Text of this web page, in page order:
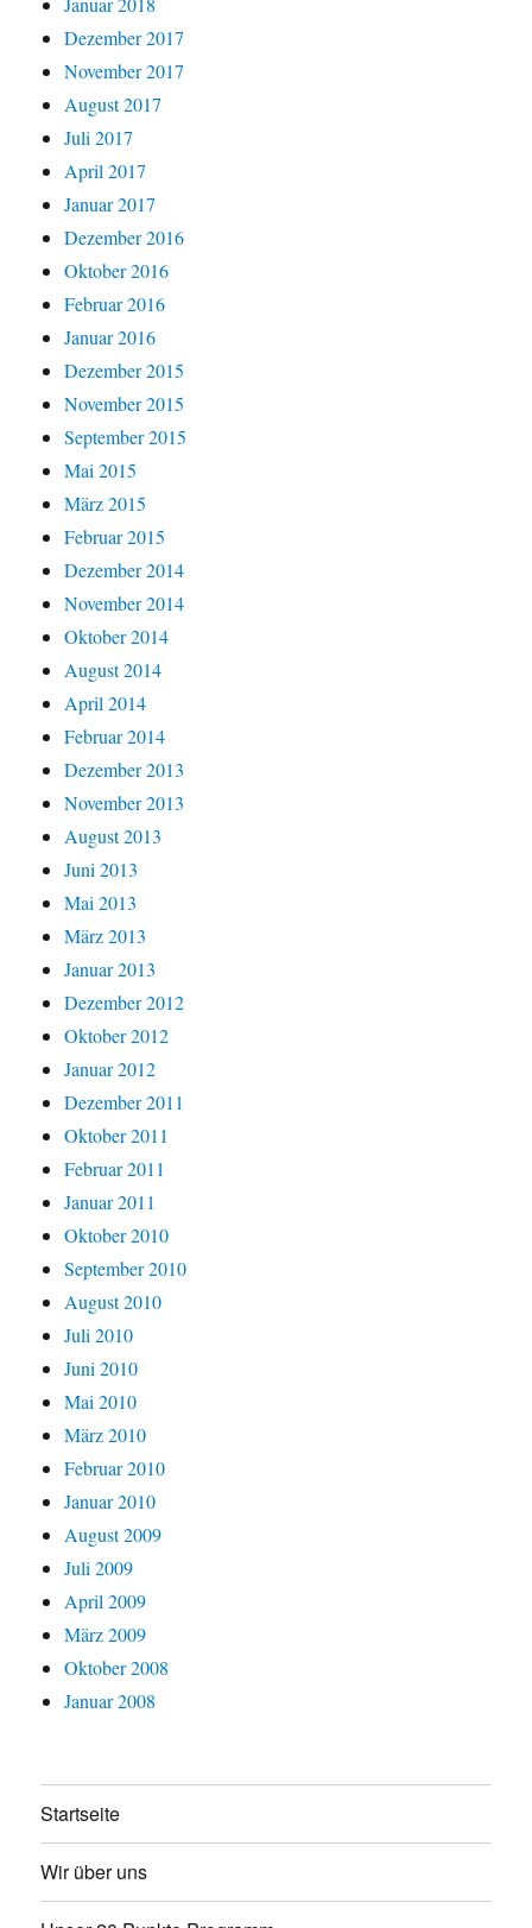
Dezember 2017
November 2017
August 2017
Juli 2017
April 2017
Januar 2017
Dezember 2016
Oktober 2016
Februar 2016
Januar 2016
Dezember 2015
November 2015
September 2015
Mai 2015
März 2015
Februar 2015
Dezember 2014
November 2014
Oktober 2014
August 2014
April 2014
Februar 2014
Dezember 2013
November 2013
August 2013
Juni 2013
Mai 2013
März 2013
Januar 2013
Dezember 2012
Oktober 2012
Januar 2012
Dezember 2011
Oktober 2011
Februar 2011
Januar 2011
Oktober 2010
September 2010
August 2010
Juli 2010
Juni 2010
Mai 2010
März 2010
Februar 2010
Januar 2010
August 2009
Juli 2009
April 2009
März 2009
Oktober 2008
Januar 2008
Startseite
Wir über uns